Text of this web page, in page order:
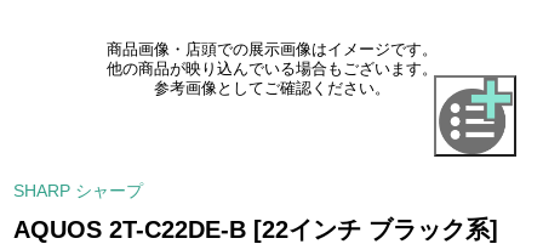
商品画像・店頭での展示画像はイメージです。
他の商品が映り込んでいる場合もございます。
参考画像としてご確認ください。
SHARP シャープ
AQUOS 2T-C22DE-B [22インチ ブラック系]